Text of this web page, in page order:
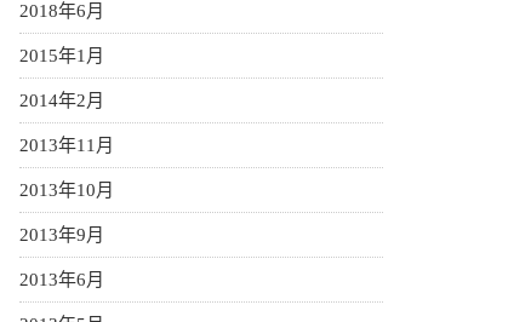
2018年6月
2015年1月
2014年2月
2013年11月
2013年10月
2013年9月
2013年6月